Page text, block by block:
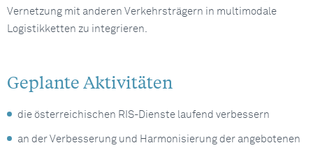
Vernetzung mit anderen Verkehrsträgern in multimodale
Logistikketten zu integrieren.
Geplante Aktivitäten
die österreichischen RIS-Dienste laufend verbessern
an der Verbesserung und Harmonisierung der angebotenen